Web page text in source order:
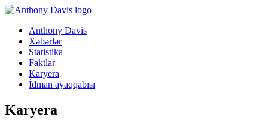
Anthony Davis
Xəbərlər
Statistika
Faktlar
Karyera
İdman ayaqqabısı
Karyera